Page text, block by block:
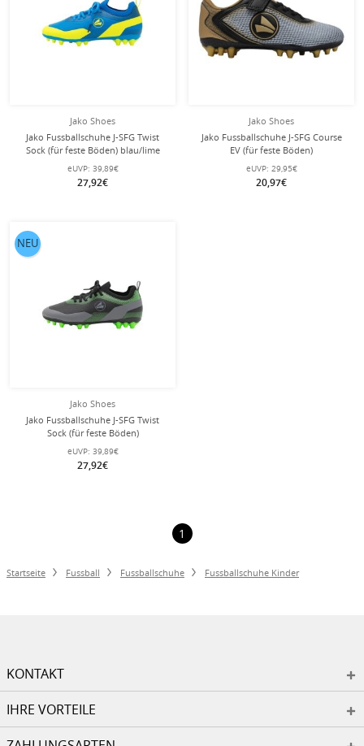
Jako Shoes
Jako Fussballschuhe J-SFG Twist
Sock (für feste Böden) blau/lime
Jungen
eUVP: 39,89€
27,92€
Jako Shoes
Jako Fussballschuhe J-SFG Course
EV (für feste Böden)
schwarz/limegrün Jungen
eUVP: 29,95€
20,97€
Jako Shoes
Jako Fussballschuhe J-SFG Twist
Sock (für feste Böden)
schwarz/neongrün Jungen
eUVP: 39,89€
27,92€
NEU
1
Startseite Fussball Fussballschuhe Fussballschuhe Kinder
KONTAKT
IHRE VORTEILE